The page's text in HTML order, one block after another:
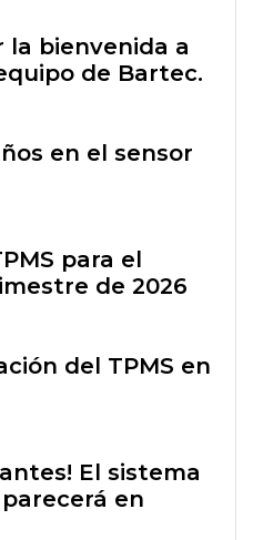
la bienvenida a
de Bartec.
en el sensor
para el
de 2026
del TPMS en
El sistema
en